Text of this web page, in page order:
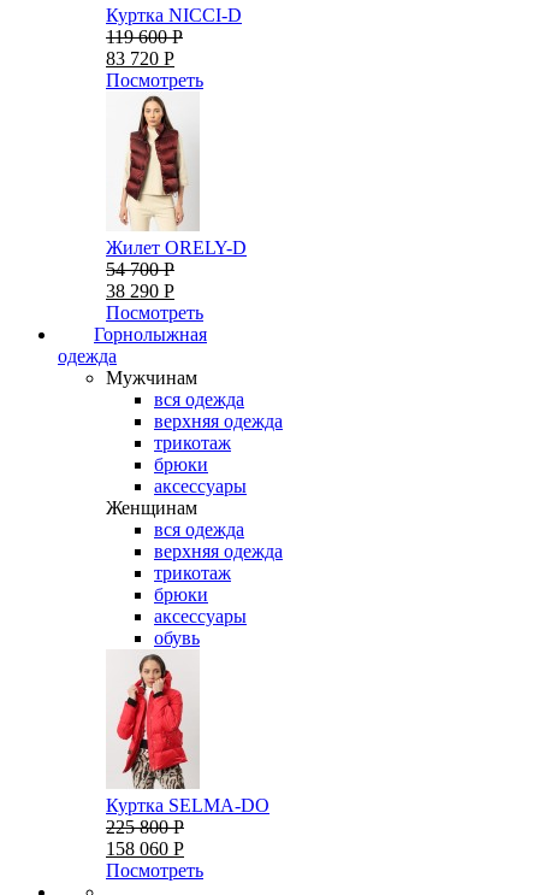
Куртка NICCI-D
119 600 Р
83 720 Р
Посмотреть
Жилет ORELY-D
54 700 Р
38 290 Р
Посмотреть
Горнолыжная
одежда
Мужчинам
вся одежда
верхняя одежда
трикотаж
брюки
аксессуары
Женщинам
вся одежда
верхняя одежда
трикотаж
брюки
аксессуары
обувь
Куртка SELMA-DO
225 800 Р
158 060 Р
Посмотреть